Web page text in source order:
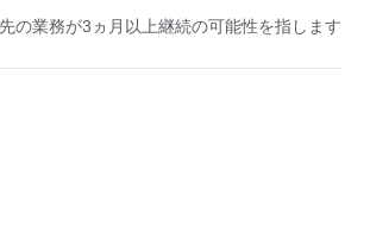
の業務が3ヵ月以上継続の可能性を指します